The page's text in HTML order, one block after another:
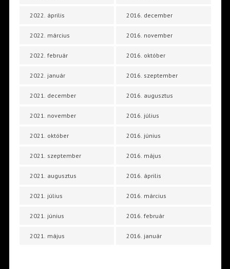
2022. április
2022. március
2022. február
2022. január
2021. december
2021. november
2021. október
2021. szeptember
2021. augusztus
2021. július
2021. június
2021. május
2016. december
2016. november
2016. október
2016. szeptember
2016. augusztus
2016. július
2016. június
2016. május
2016. április
2016. március
2016. február
2016. január